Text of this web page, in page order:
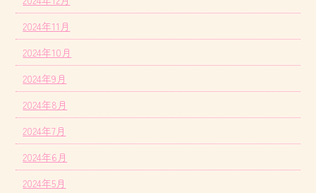
2024年11月
2024年10月
2024年9月
2024年8月
2024年7月
2024年6月
2024年5月